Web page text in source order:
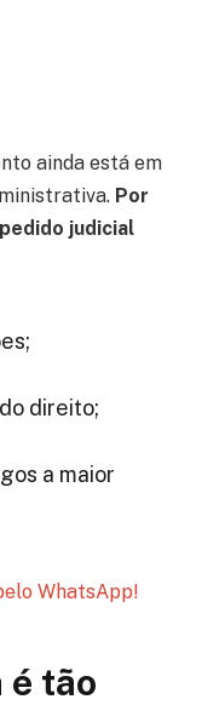
ainda está em
Por
judicial
direito;
a maior
WhatsApp!
é tão